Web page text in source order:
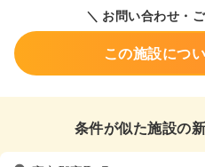
＼ お問い合わせ・
この施設につ
条件が似た施設の